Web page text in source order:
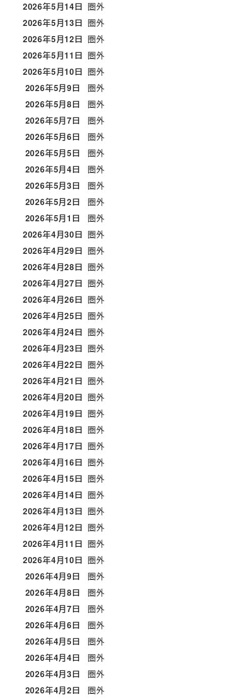
2026年5月14日 圏外
2026年5月13日 圏外
2026年5月12日 圏外
2026年5月11日 圏外
2026年5月10日 圏外
2026年5月9日
圏外
2026年5月8日
圏外
2026年5月7日
圏外
2026年5月6日
圏外
2026年5月5日
圏外
2026年5月4日
圏外
2026年5月3日
圏外
2026年5月2日
圏外
2026年5月1日
圏外
2026年4月30日 圏外
2026年4月29日 圏外
2026年4月28日 圏外
2026年4月27日 圏外
2026年4月26日 圏外
2026年4月25日 圏外
2026年4月24日 圏外
2026年4月23日 圏外
2026年4月22日 圏外
2026年4月21日 圏外
2026年4月20日 圏外
2026年4月19日 圏外
2026年4月18日 圏外
2026年4月17日 圏外
2026年4月16日 圏外
2026年4月15日 圏外
2026年4月14日 圏外
2026年4月13日 圏外
2026年4月12日 圏外
2026年4月11日 圏外
2026年4月10日 圏外
2026年4月9日
圏外
2026年4月8日
圏外
2026年4月7日
圏外
2026年4月6日
圏外
2026年4月5日
圏外
2026年4月4日
圏外
2026年4月3日
圏外
2026年4月2日
圏外